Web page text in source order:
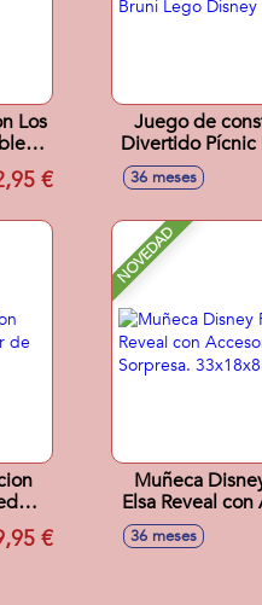
Los
€
Juego de
Divertido Pícnic
Bruni Lego
Princess
36 meses
€
NOVEDAD
Muñeca
Elsa Reveal
Sorpresa.
36 meses